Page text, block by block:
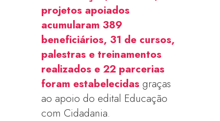
projetos apoiados
acumularam 389
beneficiários, 31 de cursos,
palestras e treinamentos
realizados e 22 parcerias
foram estabelecidas graças
ao apoio do edital Educação
com Cidadania.